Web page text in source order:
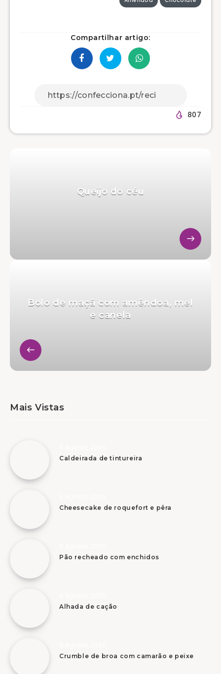
Compartilhar artigo:
807
Queijo do céu
Bolo de maçã com amêndoa, mel
e canela
Mais Vistas
Caldeirada de tintureira
Cheesecake de roquefort e pêra
Pão recheado com enchidos
Alhada de cação
Crumble de broa com camarão e peixe